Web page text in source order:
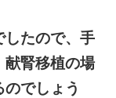
したので、手
献腎移植の場
でしょう